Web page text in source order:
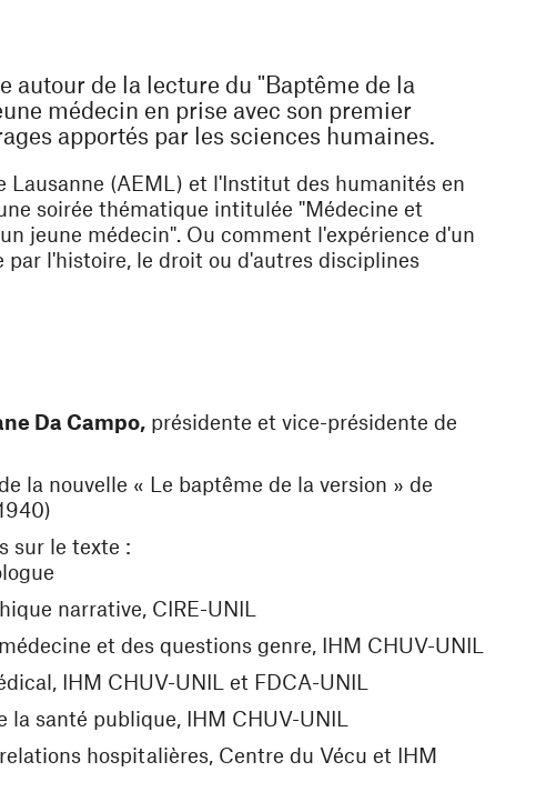
autour de la lecture du "Baptême de la
médecin en prise avec son premier
apportés par les sciences humaines.
Lausanne (AEML) et l'Institut des humanités en
soirée thématique intitulée "Médecine et
jeune médecin". Ou comment l'expérience d'un
l'histoire, le droit ou d'autres disciplines
Da Campo, présidente et vice-présidente de
la nouvelle « Le baptême de la version » de
sur le texte :
narrative, CIRE-UNIL
et des questions genre, IHM CHUV-UNIL
IHM CHUV-UNIL et FDCA-UNIL
la santé publique, IHM CHUV-UNIL
hospitalières, Centre du Vécu et IHM